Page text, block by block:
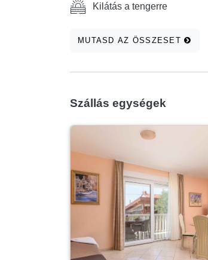
Kilátás a tengerre
MUTASD AZ ÖSSZESET
Szállás egységek